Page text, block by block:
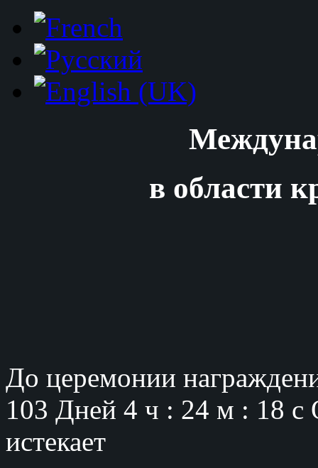
в области
До церемонии
103 Дней 4 ч : 24 м : 17 с
истекает